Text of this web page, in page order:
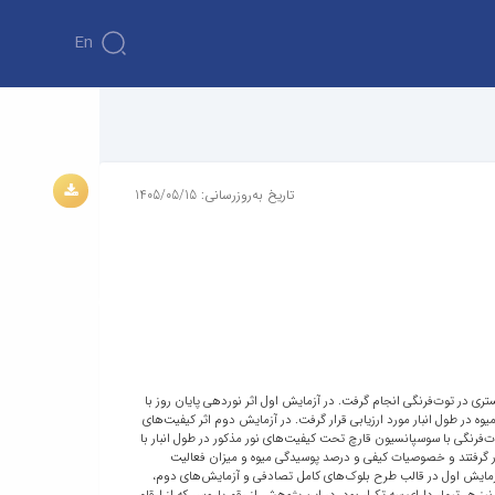
En
تاریخ به‌روزرسانی: 1405/05/15
در توت‌فرنگی انجام گرفت. در آزمایش اول اثر نوردهی پایان روز با
فیتوشیمیایی و کنترل پوسیدگی میوه در طول انبار مورد ارزیابی قرار گرفت. در آزمایش دوم اثر کیفیت‌های
پس از تلقیح میوه توت‌فرنگی با سوسپانسیون قارچ تحت کیفیت‌های نور مذکور در طول انبار با
گرفتند و خصوصیات کیفی و درصد پوسیدگی میوه و میزان فعالیت
آزمایش اول در قالب طرح بلوک‌های کامل تصادفی و آزمایش‌های دوم،